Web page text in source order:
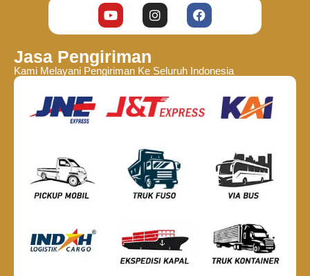
Jasa Pengiriman
Kami Melayani Pengiriman Ke Seluruh Indonesia